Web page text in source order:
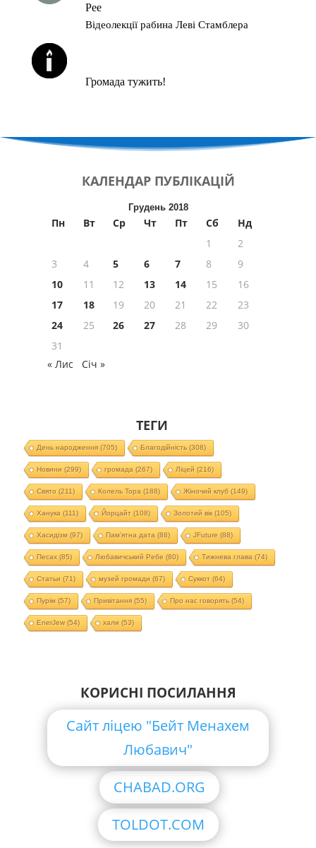
Рее
Відеолекції рабина Леві Стамблера
Громада тужить!
КАЛЕНДАР ПУБЛІКАЦІЙ
Грудень 2018
Пн Вт Ср Чт Пт Сб
Нд
1
2
3
4 5 6 7 8
9
10
11 12 13 14 15
16
17
18 19 20 21 22
23
24
25 26 27 28 29
30
31
« Лис
Січ »
ТЕГИ
День народження(705) Благодійність (308)
Новини (299) громада (267) Ліцей (216)
Свято (211) Колель Тора (188) Жіночий клуб (149)
Ханука (111) Йорцайт (108) Золотий вік(105)
Хасидізм (97) Пам'ятна дата (88) JFuture (88)
Песах(85) Любавичський Ребе (80) Тижнева глава (74)
Статьи (71) музей громади (67) Суккот (64)
Пурім (57) Привітання(55) Про нас говорять (54)
EnerJew(54) хали (53)
КОРИСНІ ПОСИЛАННЯ
Сайт ліцею "Бейт Менахем
Любавич"
CHABAD.ORG
TOLDOT.COM